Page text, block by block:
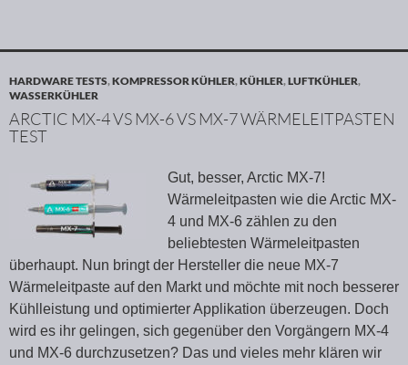
HARDWARE TESTS,KOMPRESSOR KÜHLER,KÜHLER,LUFTKÜHLER,
WASSERKÜHLER
ARCTIC MX-4 VS MX-6 VS MX-7 WÄRMELEITPASTEN
TEST
Gut, besser, Arctic MX-7!
Wärmeleitpasten wie die Arctic MX-
4 und MX-6 zählen zu den
beliebtesten Wärmeleitpasten
überhaupt. Nun bringt der Hersteller die neue MX-7
Wärmeleitpaste auf den Markt und möchte mit noch besserer
Kühlleistung und optimierter Applikation überzeugen. Doch
wird es ihr gelingen, sich gegenüber den Vorgängern MX-4
und MX-6 durchzusetzen? Das und vieles mehr klären wir